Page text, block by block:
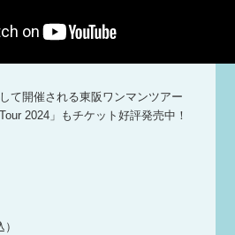
て開催される東阪ワンマンツアー
2024」もチケット好評発売中！